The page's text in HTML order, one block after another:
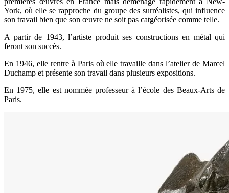
York, où elle se rapproche du groupe des surréalistes, qui influence
son travail bien que son œuvre ne soit pas catgéorisée comme telle.
A partir de 1943, l’artiste produit ses constructions en métal qui
feront son succès.
En 1946, elle rentre à Paris où elle travaille dans l’atelier de Marcel
Duchamp et présente son travail dans plusieurs expositions.
En 1975, elle est nommée professeur à l’école des Beaux-Arts de
Paris.